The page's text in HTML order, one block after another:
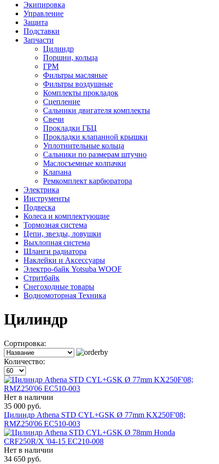
Экипировка
Управление
Защита
Подставки
Запчасти
Цилиндр
Поршни, кольца
ГРМ
Фильтры масляные
Фильтры воздушные
Комплекты прокладок
Сцепление
Сальники двигателя комплекты
Свечи
Прокладки ГБЦ
Прокладки клапанной крышки
Уплотнительные кольца
Сальники по размерам штучно
Маслосъемные колпачки
Клапана
Ремкомплект карбюратора
Электрика
Инструменты
Подвеска
Колеса и комплектующие
Тормозная система
Цепи, звезды, ловушки
Выхлопная система
Шланги радиатора
Наклейки и Аксессуары
Электро-байк Yotsuba WOOF
Стритбайк
Снегоходные товары
Водномоторная Техника
Цилиндр
Сортировка:
Количество:
Нет в наличии
35 000 руб.
Цилиндр Athena STD CYL+GSK Ø 77mm KX250F'08;
RMZ250'06 EC510-003
Нет в наличии
34 650 руб.